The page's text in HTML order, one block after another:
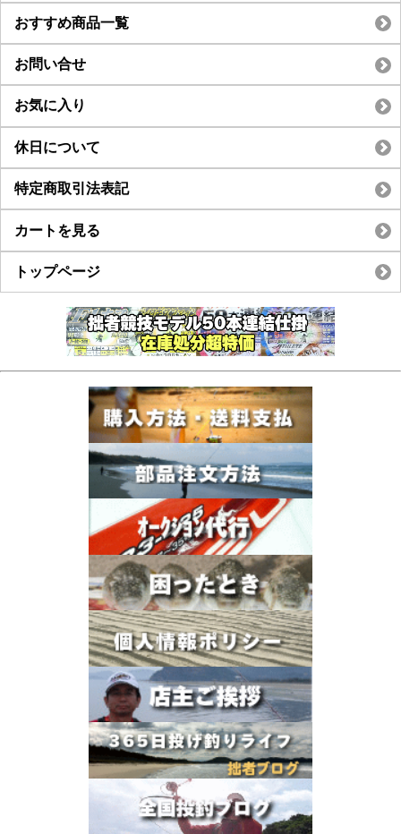
おすすめ商品一覧
お問い合せ
お気に入り
休日について
特定商取引法表記
カートを見る
トップページ